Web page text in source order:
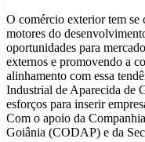
O comércio exterior tem
motores do
oportunidades para
externos e promovendo a
alinhamento com essa
Industrial de Aparecida de
esforços para inserir
Com o apoio da
Goiânia (CODAP) e da